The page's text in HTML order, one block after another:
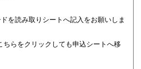
読み取りシートへ記入をお願いしま
らをクリックしても申込シートへ移